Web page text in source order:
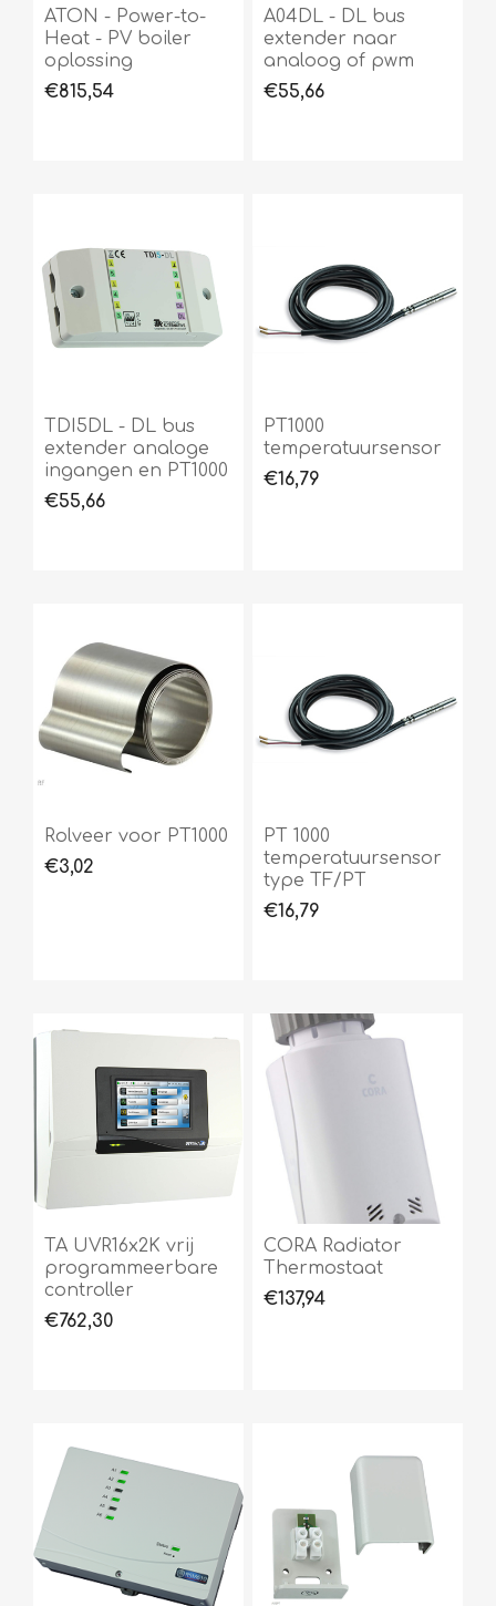
ATON - Power-to-
Heat - PV boiler
oplossing
€815,54
A04DL - DL bus
extender naar
analoog of pwm
€55,66
TDI5DL - DL bus
extender analoge
ingangen en PT1000
€55,66
PT1000
temperatuursensor
€16,79
Rolveer voor PT1000
€3,02
PT 1000
temperatuursensor
type TF/PT
€16,79
TA UVR16x2K vrij
programmeerbare
controller
€762,30
CORA Radiator
Thermostaat
€137,94